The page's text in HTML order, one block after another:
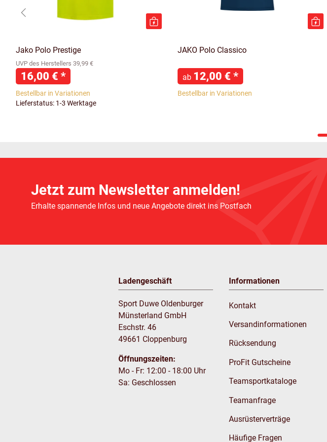
Jako Polo Prestige
UVP des Herstellers 39,99 €
16,00 € *
Bestellbar in Variationen
Lieferstatus: 1-3 Werktage
JAKO Polo Classico
ab 12,00 € *
Bestellbar in Variationen
Jetzt zum Newsletter anmelden!
Erhalte spannende Infos und neue Angebote direkt ins Postfach
Ladengeschäft
Sport Duwe Oldenburger
Münsterland GmbH
Eschstr. 46
49661 Cloppenburg
Öffnungszeiten:
Mo - Fr: 12:00 - 18:00 Uhr
Sa: Geschlossen
Informationen
Kontakt
Versandinformationen
Rücksendung
ProFit Gutscheine
Teamsportkataloge
Teamanfrage
Ausrüsterverträge
Häufige Fragen